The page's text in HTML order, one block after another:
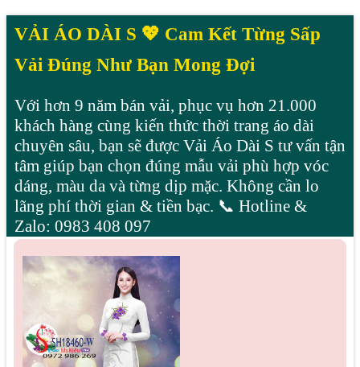
VẢI ÁO DÀI S 💖 Cam Kết Từng Sấp
Vải Đúng Như Bạn Mong Đợi
Với hơn 9 năm bán vải, phục vụ hơn 21.000
khách hàng cùng kiến thức thời trang áo dài
chuyên sâu, bạn sẽ được Vải Áo Dài S tư vấn tận
tâm giúp bạn chọn đúng mẫu vải phù hợp vóc
dáng, màu da và từng dịp mặc. Không cần lo
lãng phí thời gian & tiền bạc. 📞 Hotline &
Zalo: 0983 408 097